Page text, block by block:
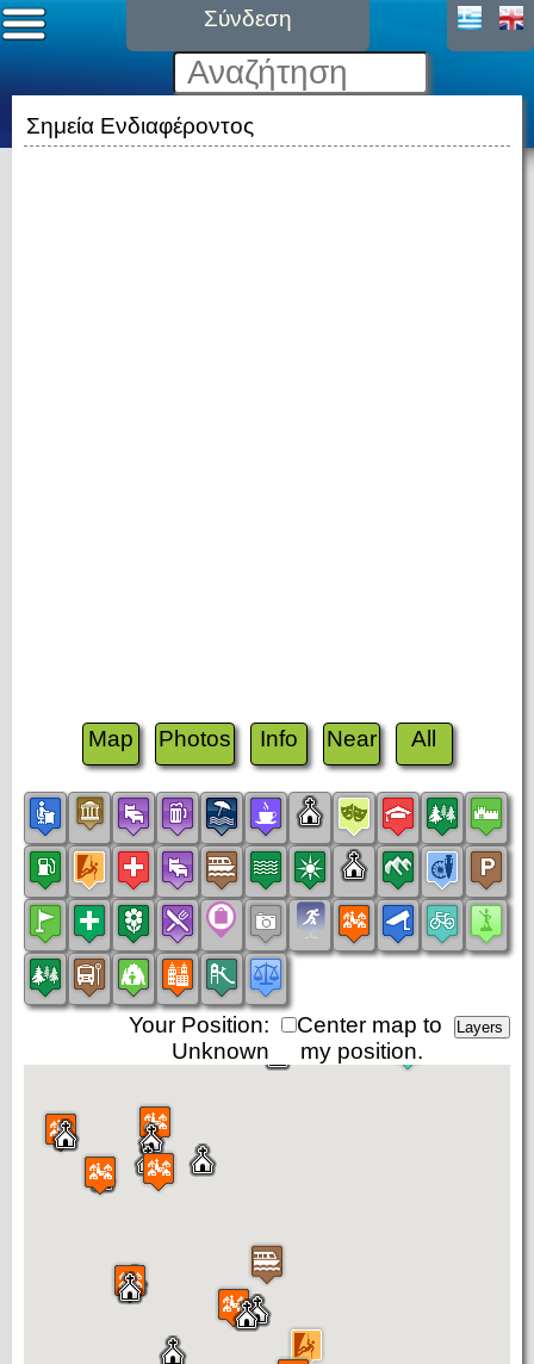
Σύνδεση
Σημεία Ενδιαφέροντος
Map Photos Info Near All
Center map to
my position.
Your Position:
Unknown